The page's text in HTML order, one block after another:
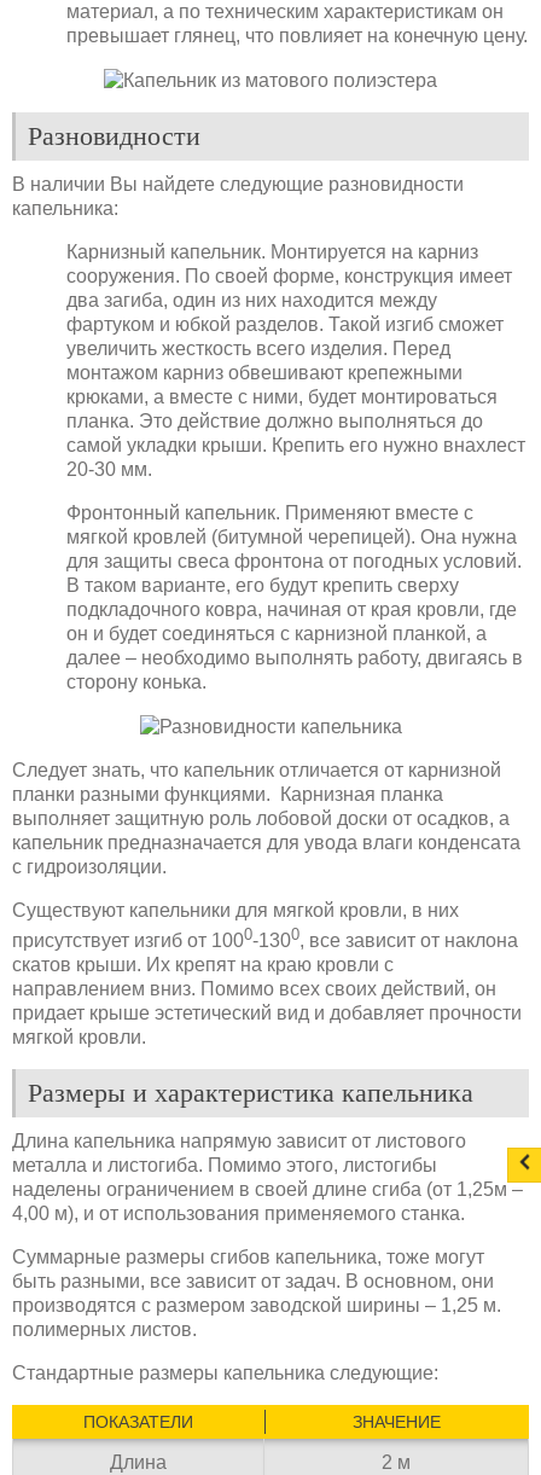
материал, а по техническим характеристикам он
превышает глянец, что повлияет на конечную цену.
Разновидности
В наличии Вы найдете следующие разновидности
капельника:
Карнизный капельник. Монтируется на карниз
сооружения. По своей форме, конструкция имеет
два загиба, один из них находится между
фартуком и юбкой разделов. Такой изгиб сможет
увеличить жесткость всего изделия. Перед
монтажом карниз обвешивают крепежными
крюками, а вместе с ними, будет монтироваться
планка. Это действие должно выполняться до
самой укладки крыши. Крепить его нужно внахлест
20-30 мм.
Фронтонный капельник. Применяют вместе с
мягкой кровлей (битумной черепицей). Она нужна
для защиты свеса фронтона от погодных условий.
В таком варианте, его будут крепить сверху
подкладочного ковра, начиная от края кровли, где
он и будет соединяться с карнизной планкой, а
далее – необходимо выполнять работу, двигаясь в
сторону конька.
Следует знать, что капельник отличается от карнизной
планки разными функциями. Карнизная планка
выполняет защитную роль лобовой доски от осадков, а
капельник предназначается для увода влаги конденсата
с гидроизоляции.
Существуют капельники для мягкой кровли, в них
присутствует изгиб от 1000-1300, все зависит от наклона
скатов крыши. Их крепят на краю кровли с
направлением вниз. Помимо всех своих действий, он
придает крыше эстетический вид и добавляет прочности
мягкой кровли.
Размеры и характеристика капельника
Длина капельника напрямую зависит от листового
металла и листогиба. Помимо этого, листогибы
наделены ограничением в своей длине сгиба (от 1,25м –
4,00 м), и от использования применяемого станка.
Суммарные размеры сгибов капельника, тоже могут
быть разными, все зависит от задач. В основном, они
производятся с размером заводской ширины – 1,25 м.
полимерных листов.
Стандартные размеры капельника следующие:
ПОКАЗАТЕЛИ ЗНАЧЕНИЕ
Длина 2 м